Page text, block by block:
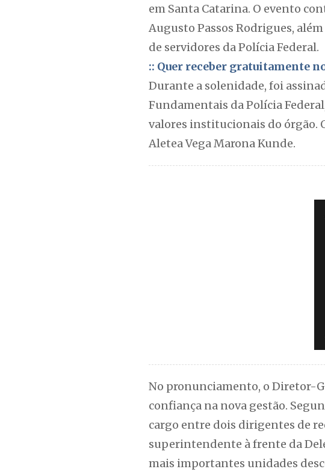
em Santa Catarina. O evento
Augusto Passos Rodrigues,
de servidores da Polícia Federal.
:: Quer receber gratuitamente
Durante a solenidade, foi
Fundamentais da Polícia
valores institucionais do órgão.
Aletea Vega Marona Kunde.
No pronunciamento, o Diretor-
confiança na nova gestão.
cargo entre dois dirigentes de
superintendente à frente da
mais importantes unidades